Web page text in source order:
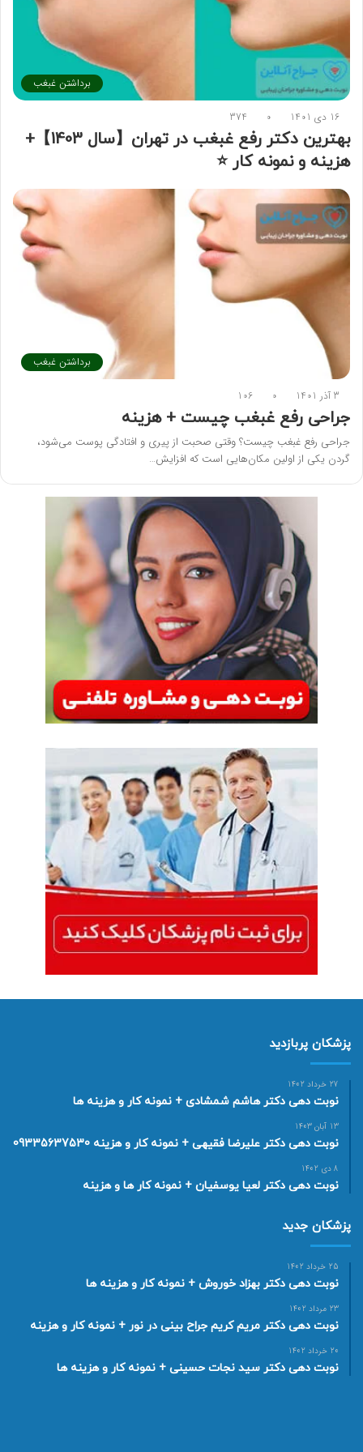
برداشتن غبغب
16 دی 1401 0
374
بهترین دکتر رفع غبغب در تهران【سال 1403】+
هزینه و نمونه کار ⭐
برداشتن غبغب
3 آذر 1401 0
106
جراحی رفع غبغب چیست + هزینه
جراحی رفع غبغب چیست؟ وقتی صحبت از پیری و افتادگی پوست می‌شود،
گردن یکی از اولین مکان‌هایی است که افزایش…
پزشکان پربازدید
27 خرداد 1402
نوبت دهی دکتر هاشم شمشادی + نمونه کار و هزینه ها
13 آبان 1403
نوبت دهی دکتر علیرضا فقیهی + نمونه کار و هزینه 09335637530
8 دی 1402
نوبت دهی دکتر لعیا یوسفیان + نمونه کار ها و هزینه
پزشکان جدید
25 خرداد 1402
نوبت دهی دکتر بهزاد خوروش + نمونه کار و هزینه ها
23 مرداد 1402
نوبت دهی دکتر مریم کریم جراح بینی در نور + نمونه کار و هزینه
20 خرداد 1402
نوبت دهی دکتر سید نجات حسینی + نمونه کار و هزینه ها